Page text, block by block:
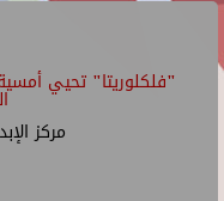
"فلكلوريتا" تحيي
مركز